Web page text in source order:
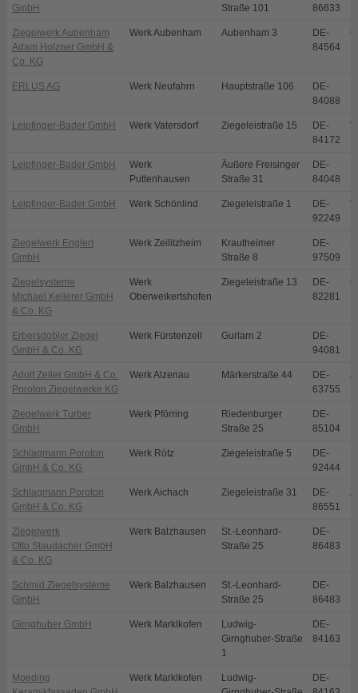
GmbH
Straße 101
86633
Ziegelwerk Aubenham
Adam Holzner GmbH &
Co. KG
Werk Aubenham Aubenham 3
DE-
84564
ERLUS AG Werk Neufahrn Hauptstraße 106
DE-
84088
Leipfinger-Bader GmbH Werk Vatersdorf Ziegeleistraße 15
DE-
84172
Leipfinger-Bader GmbH
Werk
Puttenhausen
Äußere Freisinger
Straße 31
DE-
84048
Leipfinger-Bader GmbH Werk Schönlind Ziegeleistraße 1
DE-
92249
Ziegelwerk Englert
GmbH
Werk Zeilitzheim
Krautheimer
Straße 8
DE-
97509
Ziegelsysteme
Michael Kellerer GmbH
& Co. KG
Werk
Oberweikertshofen
Ziegeleistraße 13
DE-
82281
Erbersdobler Ziegel
GmbH & Co. KG
Werk Fürstenzell Gurlarn 2
DE-
94081
Adolf Zeller GmbH & Co.
Poroton Ziegelwerke KG
Werk Alzenau Märkerstraße 44
DE-
63755
Ziegelwerk Turber
GmbH
Werk Pförring
Riedenburger
Straße 25
DE-
85104
Schlagmann Poroton
GmbH & Co. KG
Werk Rötz Ziegeleistraße 5
DE-
92444
Schlagmann Poroton
GmbH & Co. KG
Werk Aichach Ziegeleistraße 31
DE-
86551
Ziegelwerk
Otto Staudacher GmbH
& Co. KG
Werk Balzhausen
St.-Leonhard-
Straße 25
DE-
86483
Schmid Ziegelsysteme
GmbH
Werk Balzhausen
St.-Leonhard-
Straße 25
DE-
86483
Girnghuber GmbH Werk Marklkofen
Ludwig-
Girnghuber-Straße
1
DE-
84163
Moeding
Werk Marklkofen
Ludwig-
DE-